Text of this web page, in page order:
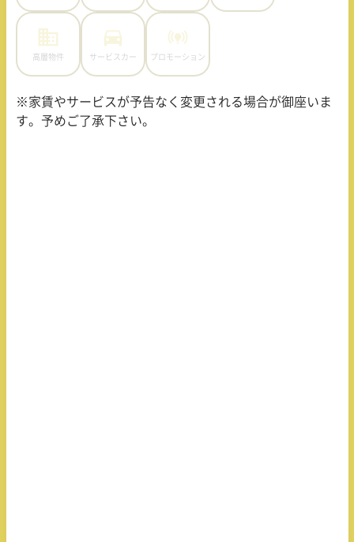
高層物件 サービスカー プロモーション
※家賃やサービスが予告なく変更される場合が御座いま
す。予めご了承下さい。